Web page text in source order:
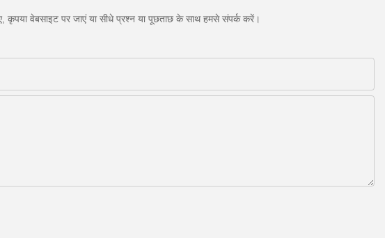
वेबसाइट पर जाएं या सीधे प्रश्न या पूछताछ के साथ हमसे संपर्क करें।